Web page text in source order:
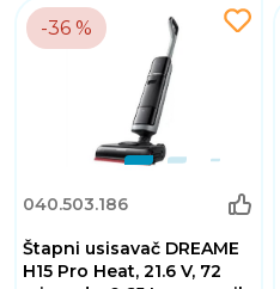
-36 %
040.503.186
Štapni usisavač DREAME
H15 Pro Heat, 21.6 V, 72